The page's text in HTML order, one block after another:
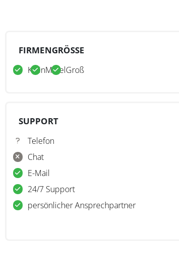
FIRMENGRÖSSE
KleinMittelGroß
SUPPORT
Telefon
Chat
E-Mail
24/7 Support
persönlicher Ansprechpartner